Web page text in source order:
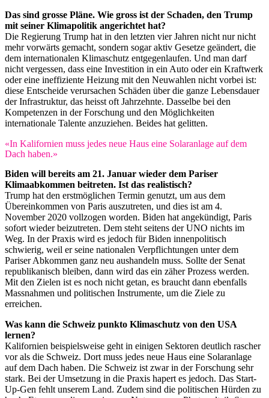
Das sind grosse Pläne. Wie gross ist der Schaden, den Trump
mit seiner Klimapolitik angerichtet hat?
Die Regierung Trump hat in den letzten vier Jahren nicht nur nicht
mehr vorwärts gemacht, sondern sogar aktiv Gesetze geändert, die
dem internationalen Klimaschutz entgegenlaufen. Und man darf
nicht vergessen, dass eine Investition in ein Auto oder ein Kraftwerk
oder eine ineffiziente Heizung mit den Neuwahlen nicht vorbei ist:
diese Entscheide verursachen Schäden über die ganze Lebensdauer
der Infrastruktur, das heisst oft Jahrzehnte. Dasselbe bei den
Kompetenzen in der Forschung und den Möglichkeiten
internationale Talente anzuziehen. Beides hat gelitten.
«In Kalifornien muss jedes neue Haus eine Solaranlage auf dem
Dach haben.»
Biden will bereits am 21. Januar wieder dem Pariser
Klimaabkommen beitreten. Ist das realistisch?
Trump hat den erstmöglichen Termin genutzt, um aus dem
Übereinkommen von Paris auszutreten, und dies ist am 4.
November 2020 vollzogen worden. Biden hat angekündigt, Paris
sofort wieder beizutreten. Dem steht seitens der UNO nichts im
Weg. In der Praxis wird es jedoch für Biden innenpolitisch
schwierig, weil er seine nationalen Verpflichtungen unter dem
Pariser Abkommen ganz neu aushandeln muss. Sollte der Senat
republikanisch bleiben, dann wird das ein zäher Prozess werden.
Mit den Zielen ist es noch nicht getan, es braucht dann ebenfalls
Massnahmen und politischen Instrumente, um die Ziele zu
erreichen.
Was kann die Schweiz punkto Klimaschutz von den USA
lernen?
Kalifornien beispielsweise geht in einigen Sektoren deutlich rascher
vor als die Schweiz. Dort muss jedes neue Haus eine Solaranlage
auf dem Dach haben. Die Schweiz ist zwar in der Forschung sehr
stark. Bei der Umsetzung in die Praxis hapert es jedoch. Das Start-
Up-Gen fehlt unserem Land. Zudem sind die politischen Hürden zu